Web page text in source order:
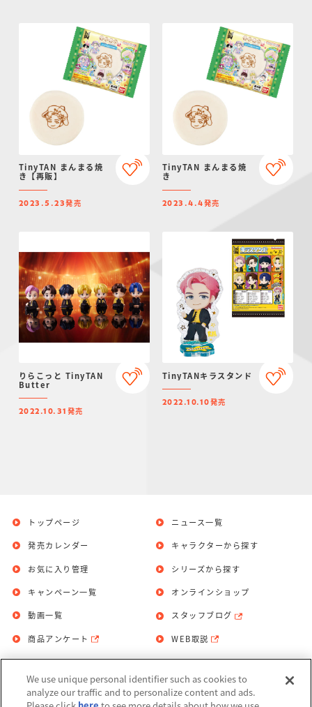
TinyTAN まんまる焼
き【再販】
2023.5.23発売
TinyTAN まんまる焼
き
2023.4.4発売
りらこっと TinyTAN
Butter
2022.10.31 発売
TinyTANキラスタンド
2022.10.10発売
トップページ
発売カレンダー
お気に入り管理
ニュース一覧
キャラクターから探す
シリーズから探す
キャンペーン一覧
動画一覧
商品アンケート
オンラインショップ
スタッフブログ
WEB取説
お問い合わせ 個人情報保護方針
We use unique personal identifier such as cookies to
analyze our traffic and to personalize content and ads.